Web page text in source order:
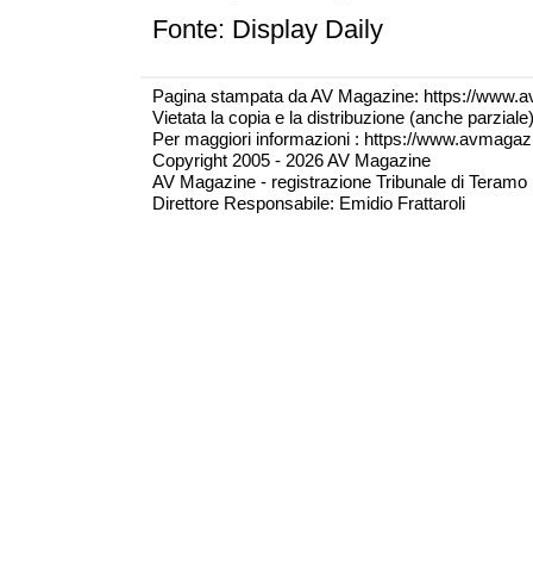
Fonte: Display Daily
Pagina stampata da AV Magazine: https://
Vietata la copia e la distribuzione (anche
Per maggiori informazioni : https://
Copyright 2005 - 2026 AV Magazine
AV Magazine - registrazione Tribunale di
Direttore Responsabile: Emidio Frattaroli